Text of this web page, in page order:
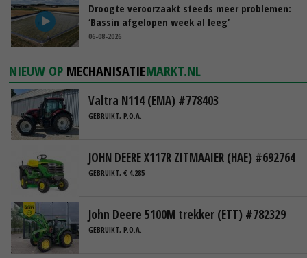
Droogte veroorzaakt steeds meer problemen:
‘Bassin afgelopen week al leeg’
06-08-2026
NIEUW OP MECHANISATIEMARKT.NL
Valtra N114 (EMA) #778403
GEBRUIKT, P.O.A.
JOHN DEERE X117R ZITMAAIER (HAE) #692764
GEBRUIKT, € 4.285
John Deere 5100M trekker (ETT) #782329
GEBRUIKT, P.O.A.